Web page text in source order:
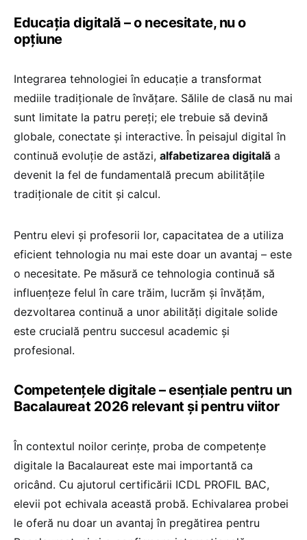
Educația digitală – o necesitate, nu o
opțiune
Integrarea tehnologiei în educație a transformat
mediile tradiționale de învățare. Sălile de clasă nu mai
sunt limitate la patru pereți; ele trebuie să devină
globale, conectate și interactive. În peisajul digital în
continuă evoluție de astăzi, alfabetizarea digitală a
devenit la fel de fundamentală precum abilitățile
tradiționale de citit și calcul.
Pentru elevi și profesorii lor, capacitatea de a utiliza
eficient tehnologia nu mai este doar un avantaj – este
o necesitate. Pe măsură ce tehnologia continuă să
influențeze felul în care trăim, lucrăm și învățăm,
dezvoltarea continuă a unor abilități digitale solide
este crucială pentru succesul academic și
profesional.
Competențele digitale – esențiale pentru un
Bacalaureat 2026 relevant și pentru viitor
În contextul noilor cerințe, proba de competențe
digitale la Bacalaureat este mai importantă ca
oricând. Cu ajutorul certificării ICDL PROFIL BAC,
elevii pot echivala această probă. Echivalarea probei
le oferă nu doar un avantaj în pregătirea pentru